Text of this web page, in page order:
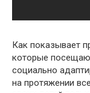
Как показывает
которые
социально
на протяжении